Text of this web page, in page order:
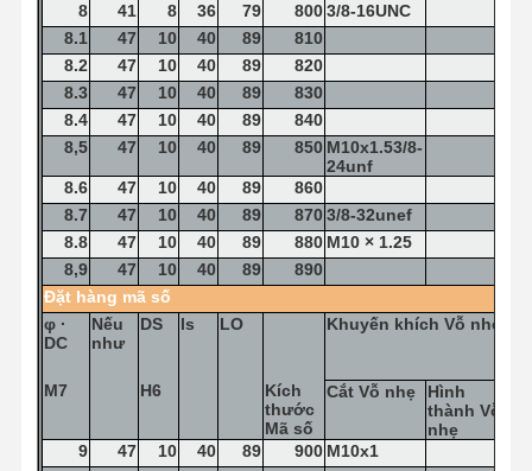
8
41 8 36 79 8003/8-16UNC
8.1
47 10 40 89
810
8.2
47 10 40 89
820
8.3
47 10 40 89
830
8.4
47 10 40 89
840
8,5
47 10 40 89 850 M10x1.53/8-
24unf
8.6
47 10 40 89
860
8.7
47 10 40 89 8703/8-32unef
8.8
47 10 40 89 880 M10 × 1.25
8,9
47 10 40 89
890
Đặt hàng mã số
φ ·
DC
Nếu
như
DS ls LO Khuyến khích Vỗ nhẹ
M7 H6
Kích
thước
Mã số
Cắt Vỗ nhẹ
Hình
thành Vỗ
nhẹ
9
47 10 40 89 900 M10x1